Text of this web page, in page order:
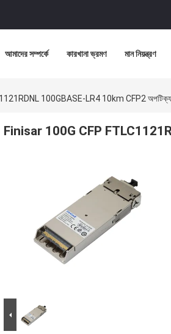
আমাদের সম্পর্কে কারখানা ভ্রমণ মান নিয়ন্ত্রণ
100GBASE-LR4 10km CFP2 অপটিক্যাল
Finisar 100G CFP